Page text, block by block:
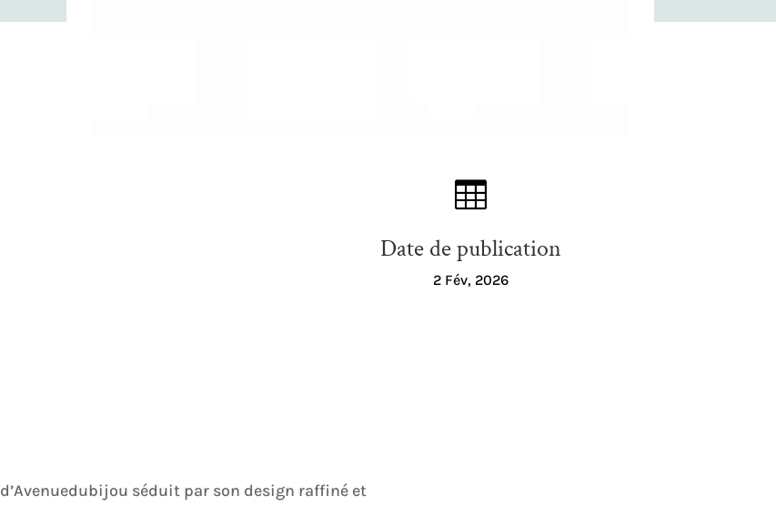

Date de publication
2 Fév, 2026
d’Avenuedubijou séduit par son design raffiné et